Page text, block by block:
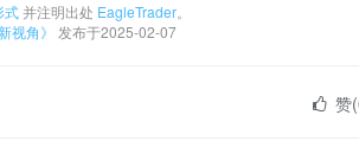
式并注明出处 EagleTrader。
视角》 发布于2025-02-07
赞(